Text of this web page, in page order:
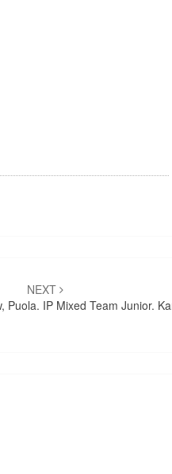
NEXT
Puola. IP Mixed Team Junior.